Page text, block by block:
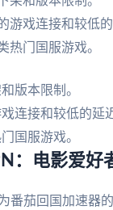
游戏连接和较低的
热门国服游戏。
版本限制。
连接和较低的延
国服游戏。
：电影爱好
番茄回国加速器